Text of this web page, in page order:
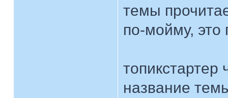
темы
по-мойму, это
название